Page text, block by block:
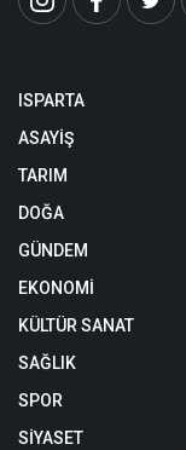
ISPARTA
ASAYİŞ
TARIM
DOĞA
GÜNDEM
EKONOMİ
KÜLTÜR SANAT
SAĞLIK
SPOR
SİYASET